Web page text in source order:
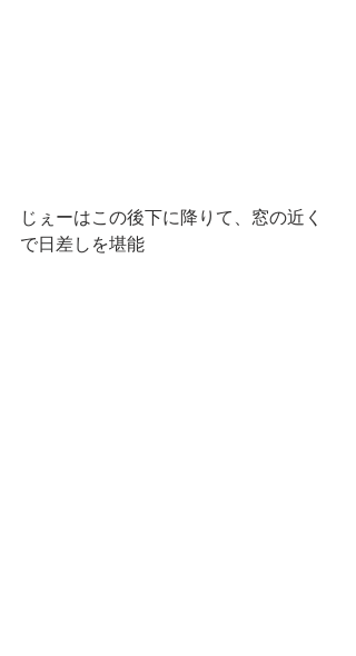
じぇーはこの後下に降りて、窓の近く
で日差しを堪能